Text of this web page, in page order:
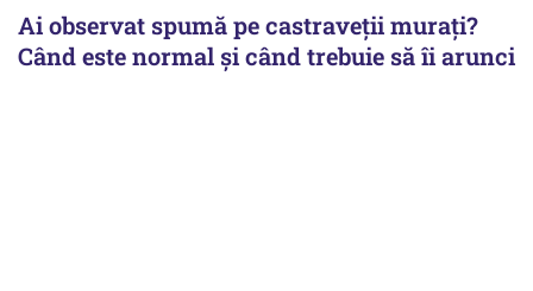
Ai observat spumă pe castraveții murați?
Când este normal și când trebuie să îi arunci